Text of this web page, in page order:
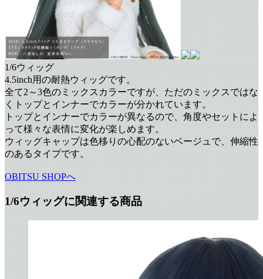
1/6ウィッグ
4.5inch用の耐熱ウィッグです。
全て2～3色のミックスカラーですが、ただのミックスではな
くトップとインナーでカラーが分かれています。
トップとインナーでカラーが異なるので、角度やセットによ
って様々な表情に変化が楽しめます。
ウィッグキャップは色移りの心配のないベージュで、伸縮性
のあるタイプです。
OBITSU SHOPへ
1/6ウィッグに関連する商品